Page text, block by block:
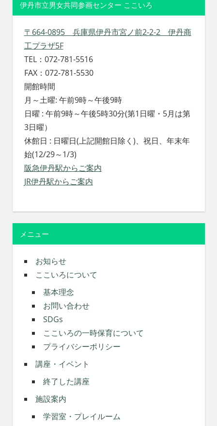
伊丹市立男女共同参画センター ここいろ
〒664-0895 兵庫県伊丹市宮ノ前2-2-2 伊丹商
工プラザ5F
TEL：072-781-5516
FAX：072-781-5530
開館時間
月～土曜: 午前9時～午後9時
日曜 : 午前9時～午後5時30分(第1日曜・5月は第
3日曜）
休館日 : 日曜日(上記開館日除く)、祝日、年末年
始(12/29～1/3)
阪急伊丹駅からご案内
JR伊丹駅からご案内
メニュー
お知らせ
ここいろについて
基本理念
お問い合わせ
SDGs
ここいろの一時保育について
プライバシーポリシー
講座・イベント
終了した講座
施設案内
学習室・プレイルーム